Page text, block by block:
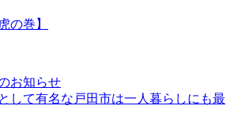
の巻】
お知らせ
して有名な戸田市は一人暮らしにも最